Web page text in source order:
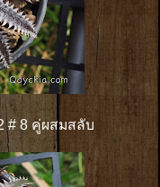
# 8 คู่ผสมสลับ